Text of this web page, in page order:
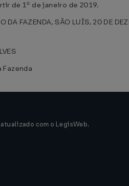
de 1º de janeiro de 2019.
DA FAZENDA, SÃO LUÍS, 20 DE
com o LegisWeb.